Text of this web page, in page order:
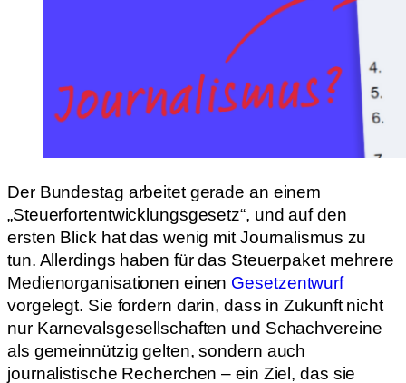
Der Bundestag arbeitet gerade an einem
„Steuerfortentwicklungsgesetz“, und auf den
ersten Blick hat das wenig mit Journalismus zu
tun. Allerdings haben für das Steuerpaket mehrere
Medienorganisationen einen Gesetzentwurf
vorgelegt. Sie fordern darin, dass in Zukunft nicht
nur Karnevalsgesellschaften und Schachvereine
als gemeinnützig gelten, sondern auch
journalistische Recherchen – ein Ziel, das sie